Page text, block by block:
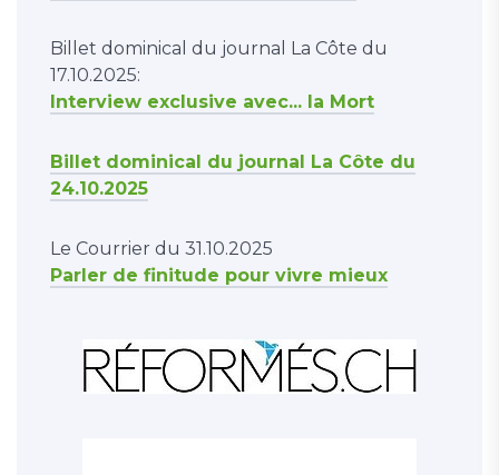
Billet dominical du journal La Côte du
17.10.2025:
Interview exclusive avec... la Mort
Billet dominical du journal La Côte du
24.10.2025
Le Courrier du 31.10.2025
Parler de finitude pour vivre mieux